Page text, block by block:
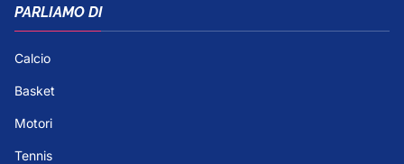
PARLIAMO DI
Calcio
Basket
Motori
Tennis